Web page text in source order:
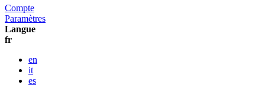
Compte
Paramètres
Langue
fr
en
it
es